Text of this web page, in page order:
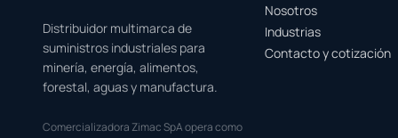
Distribuidor multimarca de
suministros industriales para
minería, energía, alimentos,
forestal, aguas y manufactura.
Comercializadora Zimac SpA opera como
Nosotros
Industrias
Contacto y cotización